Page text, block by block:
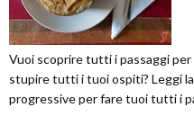
Vuoi scoprire tutti i passaggi
stupire tutti i tuoi ospiti? Leggi
progressive per fare tuoi tutti i